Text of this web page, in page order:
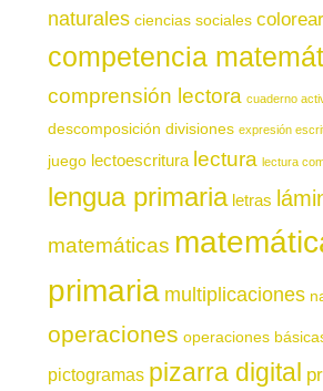
naturales ciencias sociales colorear
competencia
comprensión lectora cuaderno
descomposición divisiones expresión
juego lectoescritura lectura lectura
lengua primaria letras
matemáticas
primaria multiplicaciones
operaciones operaciones
pictogramas pizarra digital